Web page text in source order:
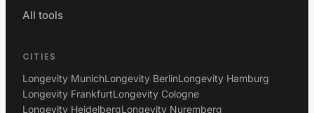
All tools
CITIES
Longevity MunichLongevity BerlinLongevity Hamburg
Longevity FrankfurtLongevity Cologne
Longevity HeidelbergLongevity Nuremberg